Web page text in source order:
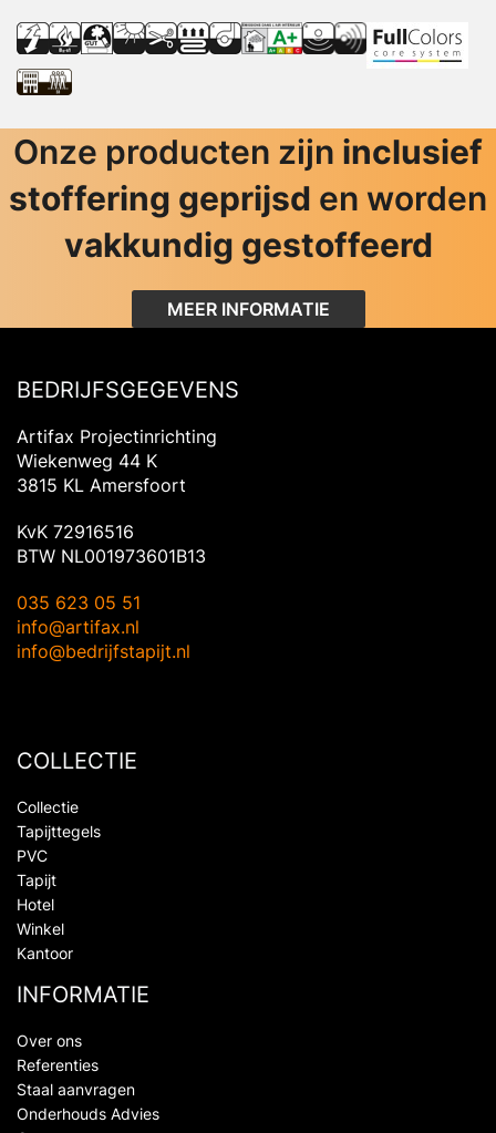
Onze producten zijn inclusief
stoffering geprijsd en worden
vakkundig gestoffeerd
MEER INFORMATIE
BEDRIJFSGEGEVENS
Artifax Projectinrichting
Wiekenweg 44 K
3815 KL Amersfoort
KvK 72916516
BTW NL001973601B13
035 623 05 51
info@artifax.nl
info@bedrijfstapijt.nl
COLLECTIE
Collectie
Tapijttegels
PVC
Tapijt
Hotel
Winkel
Kantoor
INFORMATIE
Over ons
Referenties
Staal aanvragen
Onderhouds Advies